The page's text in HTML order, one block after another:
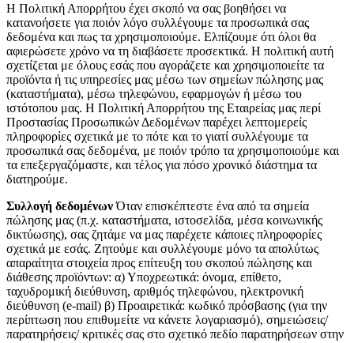
Η Πολιτική Απορρήτου έχει σκοπό να σας βοηθήσει να
κατανοήσετε για ποιόν λόγο συλλέγουμε τα προσωπικά σας
δεδομένα και πως τα χρησιμοποιούμε. Ελπίζουμε ότι όλοι θα
αφιερώσετε χρόνο να τη διαβάσετε προσεκτικά. Η πολιτική αυτή
σχετίζεται με όλους εσάς που αγοράζετε και χρησιμοποιείτε τα
προϊόντα ή τις υπηρεσίες μας μέσω των σημείων πώλησης μας
(καταστήματα), μέσω τηλεφώνου, εφαρμογών ή μέσω του
ιστότοπου μας. Η Πολιτική Απορρήτου της Εταιρείας μας περί
Προστασίας Προσωπικών Δεδομένων παρέχει λεπτομερείς
πληροφορίες σχετικά με το πότε και το γιατί συλλέγουμε τα
προσωπικά σας δεδομένα, με ποιόν τρόπο τα χρησιμοποιούμε και
τα επεξεργαζόμαστε, και τέλος για πόσο χρονικό διάστημα τα
διατηρούμε.
Συλλογή δεδομένωνΌταν επισκέπτεστε ένα από τα σημεία
πώλησης μας (π.χ. καταστήματα, ιστοσελίδα, μέσα κοινωνικής
δικτύωσης), σας ζητάμε να μας παρέχετε κάποιες πληροφορίες
σχετικά με εσάς. Ζητούμε και συλλέγουμε μόνο τα απολύτως
απαραίτητα στοιχεία προς επίτευξη του σκοπού πώλησης και
διάθεσης προϊόντων: α) Υποχρεωτικά: όνομα, επίθετο,
ταχυδρομική διεύθυνση, αριθμός τηλεφώνου, ηλεκτρονική
διεύθυνση (e-mail) β) Προαιρετικά: κωδικό πρόσβασης (για την
περίπτωση που επιθυμείτε να κάνετε λογαριασμό), σημειώσεις/
παρατηρήσεις/ κριτικές σας στο σχετικό πεδίο παρατηρήσεων στην